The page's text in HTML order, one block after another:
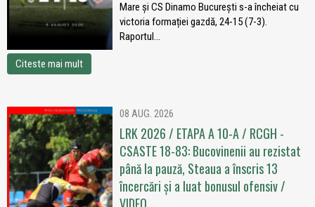
Mare și CS Dinamo București s-a încheiat cu
victoria formației gazdă, 24-15 (7-3).
Raportul...
Citeste mai mult
08 AUG. 2026
LRK 2026 / ETAPA A 10-A / RCGH -
CSASTE 18-83: Bucovinenii au rezistat
până la pauză, Steaua a înscris 13
încercări și a luat bonusul ofensiv /